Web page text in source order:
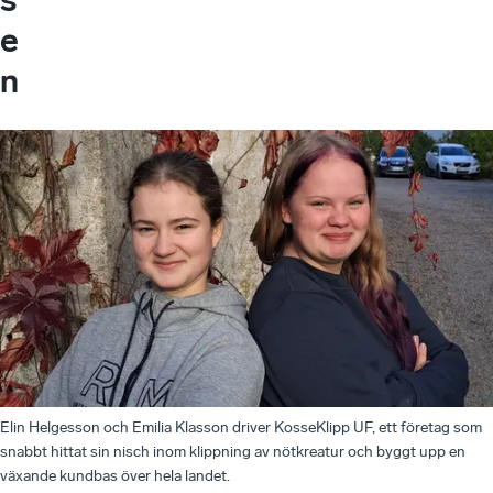
e
n
Elin Helgesson och Emilia Klasson driver KosseKlipp UF, ett företag som
snabbt hittat sin nisch inom klippning av nötkreatur och byggt upp en
växande kundbas över hela landet.